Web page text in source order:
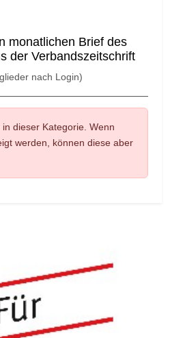
monatlichen Brief des
der Verbandszeitschrift
nach Login)
dieser Kategorie. Wenn
werden, können diese aber